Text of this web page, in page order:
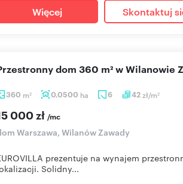
Więcej Skontaktuj
360 m2 0,0500 ha 6 42zł/m2
Przestronny dom 360 m² w
000 zł /mc
Warszawa, Wilanów Zawady
prezentuje na wynajem
Solidny...